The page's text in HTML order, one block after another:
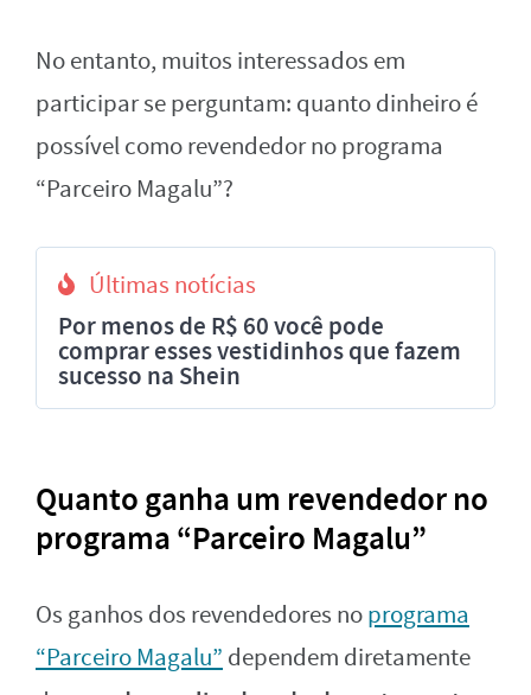
No entanto, muitos interessados em
participar se perguntam: quanto dinheiro é
possível como revendedor no programa
“Parceiro Magalu”?
Últimas notícias
Por menos de R$ 60 você pode
comprar esses vestidinhos que fazem
sucesso na Shein
Quanto ganha um revendedor no
programa “Parceiro Magalu”
Os ganhos dos revendedores noprograma
“Parceiro Magalu” dependem diretamente